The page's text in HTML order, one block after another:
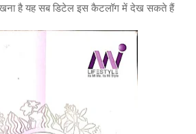
है यह सब डिटेल इस कैटलॉग में देख सकते हैं